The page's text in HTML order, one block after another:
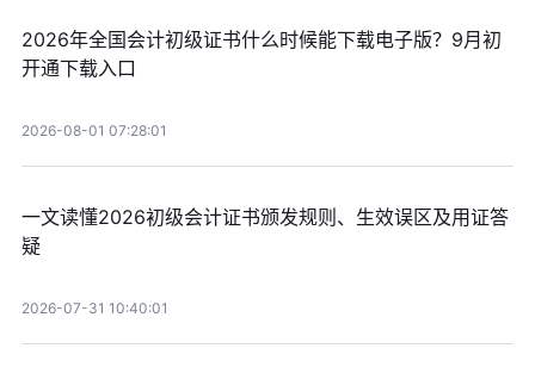
2026年全国会计初级证书什么时候能下载电子版？9月初
开通下载入口
2026-08-01 07:28:01
一文读懂2026初级会计证书颁发规则、生效误区及用证答
疑
2026-07-31 10:40:01